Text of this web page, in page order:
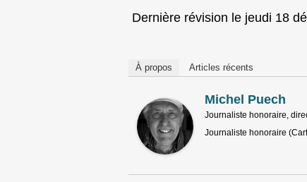
Dernière révision le jeudi 18
À propos Articles récents
Michel Puech
Journaliste honoraire,
Journaliste honoraire